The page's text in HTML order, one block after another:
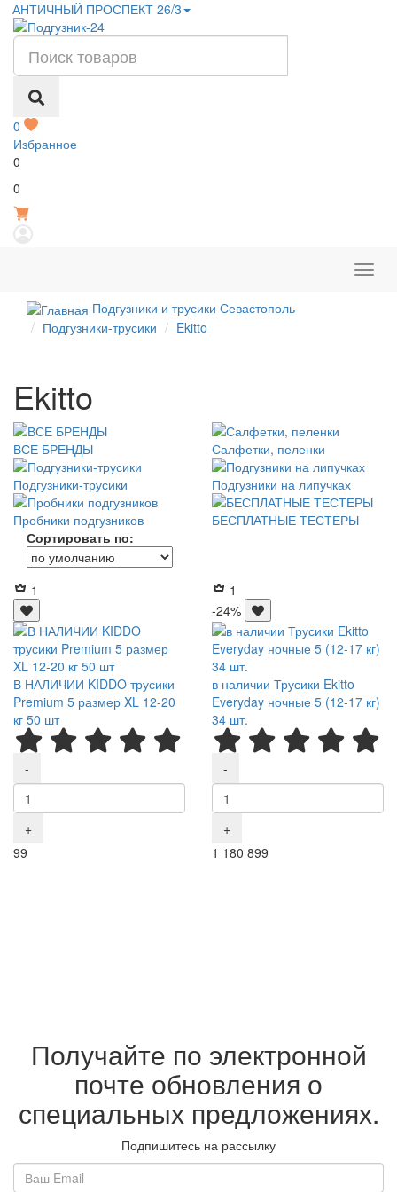
АНТИЧНЫЙ ПРОСПЕКТ 26/3
0
Избранное
0
0
Подгузники и трусики Севастополь
Подгузники-трусики
Ekitto
Ekitto
ВСЕ БРЕНДЫ
Салфетки, пеленки
Подгузники-трусики
Подгузники на липучках
Пробники подгузников
БЕСПЛАТНЫЕ ТЕСТЕРЫ
Сортировать по:
1
В НАЛИЧИИ KIDDO трусики
Premium 5 размер XL 12-20
кг 50 шт
-
+
99
1
-24%
в наличии Трусики Ekitto
Everyday ночные 5 (12-17 кг)
34 шт.
-
+
1 180 Р
899
Получайте по электронной
почте обновления о
специальных предложениях.
Подпишитесь на рассылку